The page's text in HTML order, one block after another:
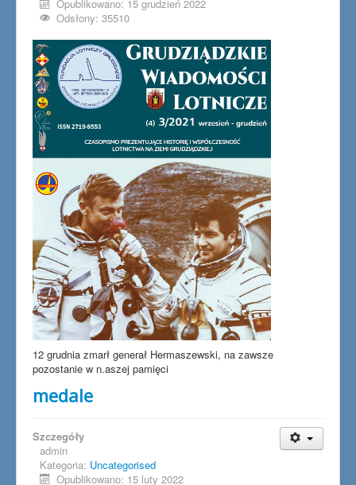
Opublikowano: 15 grudzień 2022
Odsłony: 35510
12 grudnia zmarł generał Hermaszewski, na zawsze
pozostanie w n.aszej pamięci
medale
Szczegóły
admin
Kategoria: Uncategorised
Opublikowano: 15 luty 2022